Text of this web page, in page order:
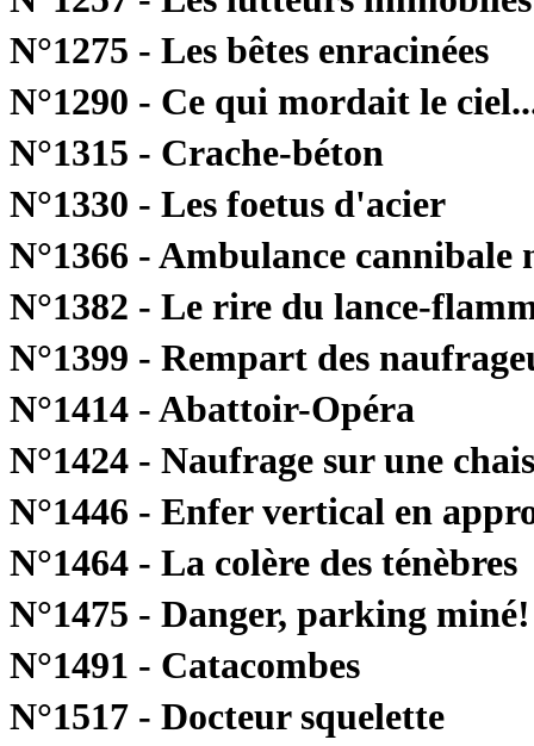
N°1275 - Les bêtes enracinées
N°1290 - Ce qui mordait le
N°1315 - Crache-béton
N°1330 - Les foetus d'acier
N°1366 - Ambulance cannibale
N°1382 - Le rire du lance-
N°1399 - Rempart des
N°1414 - Abattoir-Opéra
N°1424 - Naufrage sur une
N°1446 - Enfer vertical en
N°1464 - La colère des ténèbres
N°1475 - Danger, parking miné!
N°1491 - Catacombes
N°1517 - Docteur squelette